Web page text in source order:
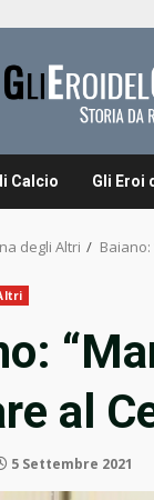
Calcio Gli Eroi
degli Altri
al
5 Settembre 2021